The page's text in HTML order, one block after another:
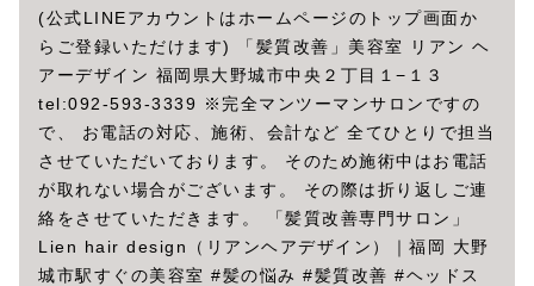
(公式LINEアカウントはホームページのトップ画面か
らご登録いただけます) 「髪質改善」美容室 リアン ヘ
アーデザイン 福岡県大野城市中央２丁目１−１３
tel:092-593-3339 ※完全マンツーマンサロンですの
で、 お電話の対応、施術、会計など 全てひとりで担当
させていただいております。 そのため施術中はお電話
が取れない場合がございます。 その際は折り返しご連
絡をさせていただきます。 「髪質改善専門サロン」
Lien hair design（リアンヘアデザイン）｜福岡 大野
城市駅すぐの美容室 #髪の悩み #髪質改善 #ヘッドス